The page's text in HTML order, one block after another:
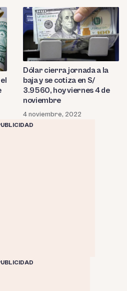
Dólar cierra jornada a la
baja y se cotiza en S/
3.9560, hoy viernes 4 de
noviembre
4 noviembre, 2022